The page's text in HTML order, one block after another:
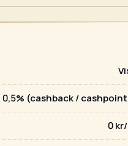
0,5% (cashback /
0